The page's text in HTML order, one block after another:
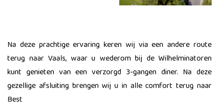
Na deze prachtige ervaring keren wij via een andere route
terug naar Vaals, waar u wederom bij de Wilhelminatoren
kunt genieten van een verzorgd 3-gangen diner. Na deze
gezellige afsluiting brengen wij u in alle comfort terug naar
Best